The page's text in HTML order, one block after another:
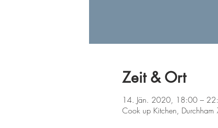
Zeit & Ort
14. Jän. 2020, 18:00 –
Cook up Kitchen,